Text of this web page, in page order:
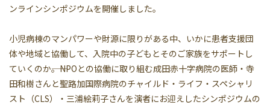
ンラインシンポジウムを開催しました。
小児病棟のマンパワーや財源に限りがある中、いかに患者支援団
体や地域と協働して、入院中の子どもとそのご家族をサポートし
ていくのか――。NPOとの協働に取り組む成田赤十字病院の医師・寺
田和樹さんと聖路加国際病院のチャイルド・ライフ・スペシャリ
スト（CLS）・三浦絵莉子さんを演者にお迎えしたシンポジウムの